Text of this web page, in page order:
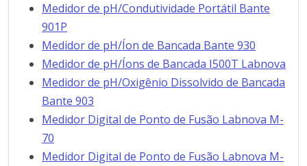
Medidor de pH/Condutividade Portátil Bante
901P
Medidor de pH/Íon de Bancada Bante 930
Medidor de pH/Íons de Bancada I500T Labnova
Medidor de pH/Oxigênio Dissolvido de Bancada
Bante 903
Medidor Digital de Ponto de Fusão Labnova M-
70
Medidor Digital de Ponto de Fusão Labnova M-